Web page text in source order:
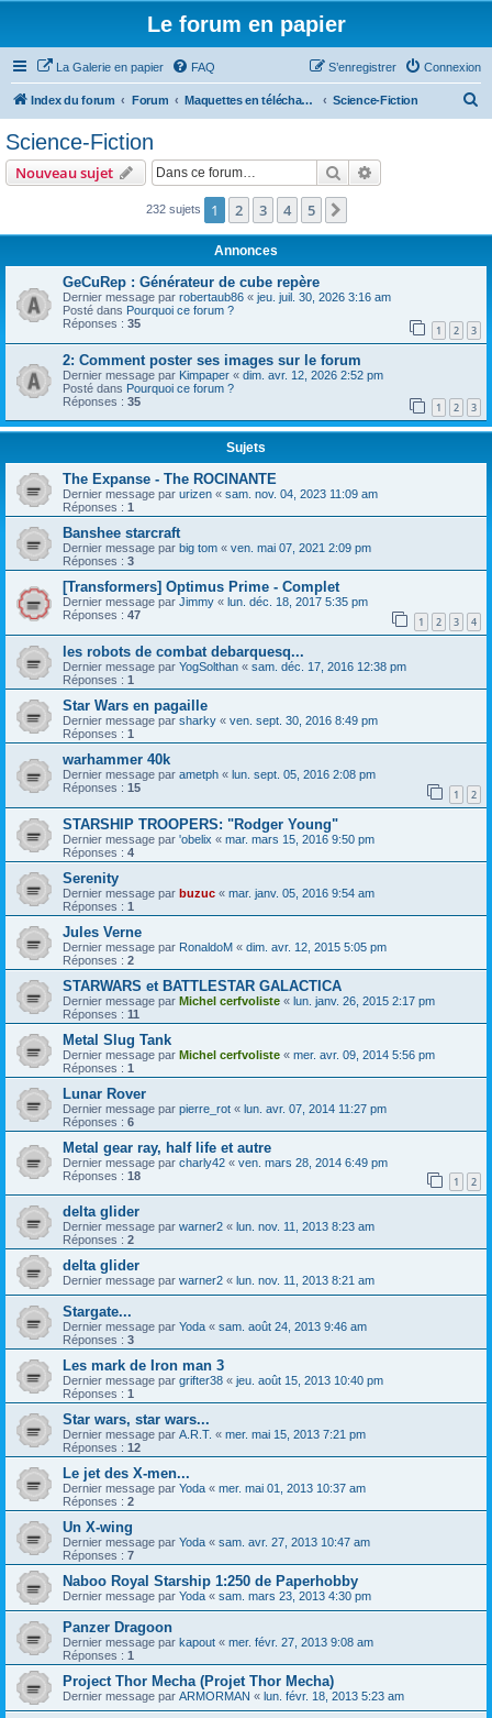
Le forum en papier
La Galerie en papier FAQ Connexion
S’enregistrer
Index du forum Forum Maquettes en téléchargement Science-Fiction
r
Science-Fiction
Nouveau sujet Rechercher
232 sujets 1 2 3 4 5
Annonces
GeCuRep : Générateur de cube repère
Dernier message par robertaub86 « jeu. juil. 30, 2026 3:16 am
Posté dans Pourquoi ce forum ?
Réponses : 35 1 2 3
2: Comment poster ses images sur le forum
Dernier message par Kimpaper « dim. avr. 12, 2026 2:52 pm
Posté dans Pourquoi ce forum ?
Réponses : 35 1 2 3
Sujets
The Expanse - The ROCINANTE
Dernier message par urizen « sam. nov. 04, 2023 11:09 am
Réponses : 1
Banshee starcraft
Dernier message par big tom « ven. mai 07, 2021 2:09 pm
Réponses : 3
[Transformers] Optimus Prime - Complet
Dernier message par Jimmy « lun. déc. 18, 2017 5:35 pm
Réponses : 47 1 2 3 4
les robots de combat debarquesq...
Dernier message par YogSolthan « sam. déc. 17, 2016 12:38 pm
Réponses : 1
Star Wars en pagaille
Dernier message par sharky « ven. sept. 30, 2016 8:49 pm
Réponses : 1
warhammer 40k
Dernier message par ametph « lun. sept. 05, 2016 2:08 pm
Réponses : 15 1 2
STARSHIP TROOPERS: "Rodger Young"
Dernier message par 'obelix « mar. mars 15, 2016 9:50 pm
Réponses : 4
Serenity
Dernier message par buzuc « mar. janv. 05, 2016 9:54 am
Réponses : 1
Jules Verne
Dernier message par RonaldoM « dim. avr. 12, 2015 5:05 pm
Réponses : 2
STARWARS et BATTLESTAR GALACTICA
Dernier message par Michel cerfvoliste « lun. janv. 26, 2015 2:17 pm
Réponses : 11
Metal Slug Tank
Dernier message par Michel cerfvoliste « mer. avr. 09, 2014 5:56 pm
Réponses : 1
Lunar Rover
Dernier message par pierre_rot « lun. avr. 07, 2014 11:27 pm
Réponses : 6
Metal gear ray, half life et autre
Dernier message par charly42 « ven. mars 28, 2014 6:49 pm
Réponses : 18 1 2
delta glider
Dernier message par warner2 « lun. nov. 11, 2013 8:23 am
Réponses : 2
delta glider
Dernier message par warner2 « lun. nov. 11, 2013 8:21 am
Stargate...
Dernier message par Yoda « sam. août 24, 2013 9:46 am
Réponses : 3
Les mark de Iron man 3
Dernier message par grifter38 « jeu. août 15, 2013 10:40 pm
Réponses : 1
Star wars, star wars...
Dernier message par A.R.T. « mer. mai 15, 2013 7:21 pm
Réponses : 12
Le jet des X-men...
Dernier message par Yoda « mer. mai 01, 2013 10:37 am
Réponses : 2
Un X-wing
Dernier message par Yoda « sam. avr. 27, 2013 10:47 am
Réponses : 7
Naboo Royal Starship 1:250 de Paperhobby
Dernier message par Yoda « sam. mars 23, 2013 4:30 pm
Panzer Dragoon
Dernier message par kapout « mer. févr. 27, 2013 9:08 am
Réponses : 1
Project Thor Mecha (Projet Thor Mecha)
Dernier message par ARMORMAN « lun. févr. 18, 2013 5:23 am